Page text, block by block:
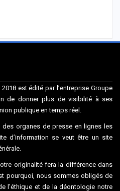
2018 est édité par l’entreprise Groupe
de donner plus de visibilité à ses
publique en temps réel.
des organes de presse en lignes les
d’information se veut être un site
originalité fera la différence dans
pourquoi, nous sommes obligés de
l’éthique et de la déontologie notre